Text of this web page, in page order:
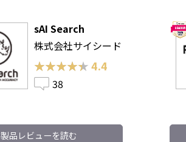
sAI Search
株式会社サイシード
★★★★★
★★★★★4.4
38
製品レビューを読む